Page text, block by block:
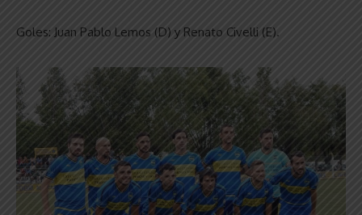
Goles: Juan Pablo Lemos (D) y Renato Civelli (E).